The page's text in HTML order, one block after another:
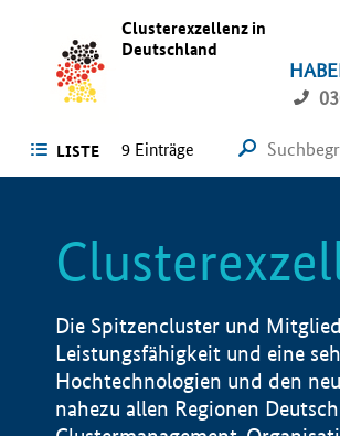
Clusterexzellenz in
Deutschland
LISTE 9 Einträge
Die Spitzencluster und
Leistungsfähigkeit und eine
Hochtechnologien und den
nahezu allen Regionen